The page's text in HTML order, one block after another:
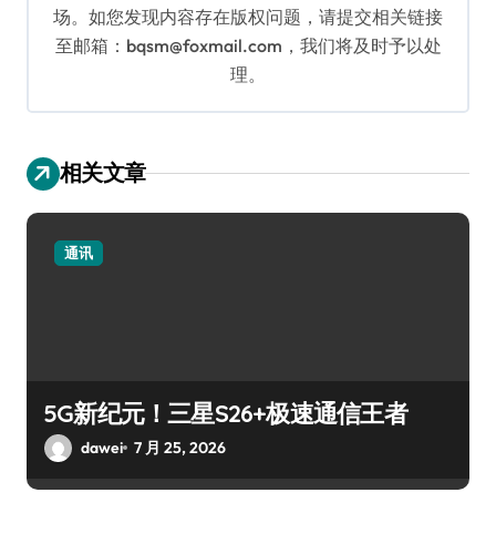
场。如您发现内容存在版权问题，请提交相关链接
至邮箱：bqsm@foxmail.com，我们将及时予以处
理。
相关文章
通讯
5G新纪元！三星S26+极速通信王者
dawei 7 月 25, 2026